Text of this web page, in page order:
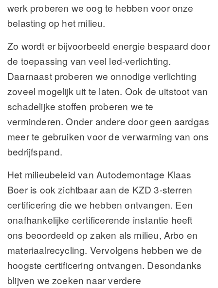
werk proberen we oog te hebben voor onze
belasting op het milieu.
Zo wordt er bijvoorbeeld energie bespaard door
de toepassing van veel led-verlichting.
Daarnaast proberen we onnodige verlichting
zoveel mogelijk uit te laten. Ook de uitstoot van
schadelijke stoffen proberen we te
verminderen. Onder andere door geen aardgas
meer te gebruiken voor de verwarming van ons
bedrijfspand.
Het milieubeleid van Autodemontage Klaas
Boer is ook zichtbaar aan de KZD 3-sterren
certificering die we hebben ontvangen. Een
onafhankelijke certificerende instantie heeft
ons beoordeeld op zaken als milieu, Arbo en
materiaalrecycling. Vervolgens hebben we de
hoogste certificering ontvangen. Desondanks
blijven we zoeken naar verdere